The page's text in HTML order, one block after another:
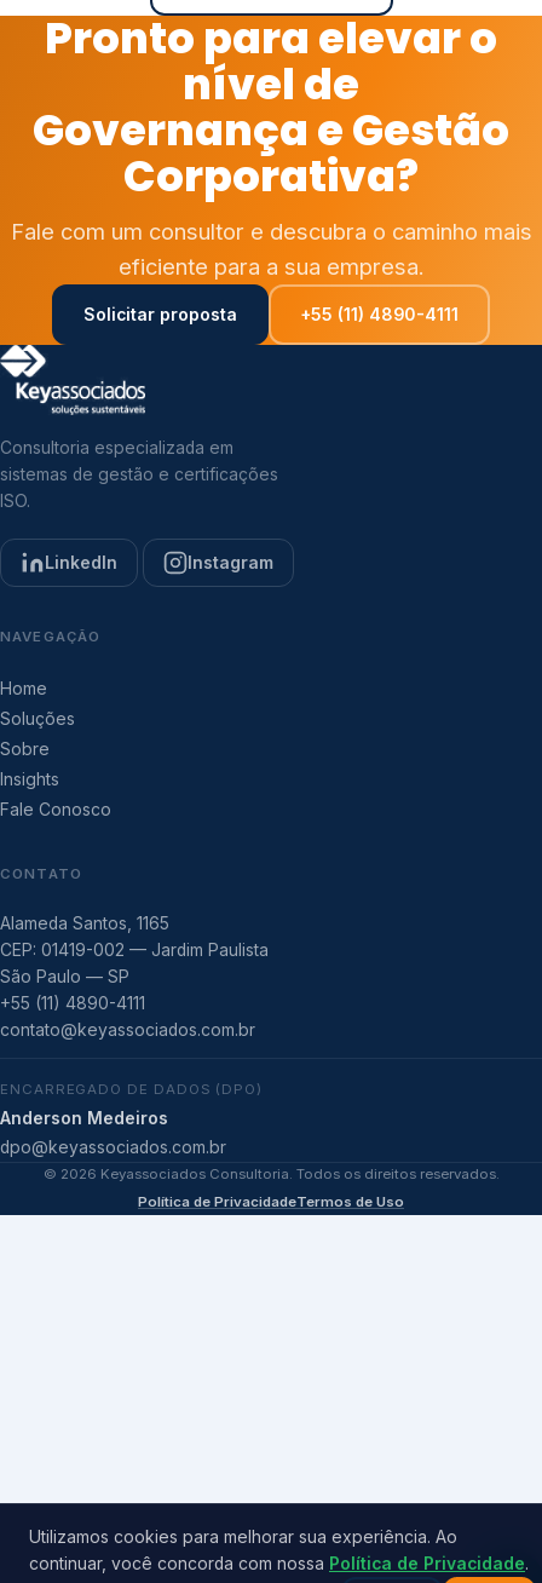
Pronto para elevar o
nível de
Governança e Gestão
Corporativa?
Fale com um consultor e descubra o caminho mais
eficiente para a sua empresa.
Solicitar proposta +55 (11) 4890-4111
Consultoria especializada em
sistemas de gestão e certificações
ISO.
LinkedIn Instagram
NAVEGAÇÃO
Home
Soluções
Sobre
Insights
Fale Conosco
CONTATO
Alameda Santos, 1165
CEP: 01419-002 — Jardim Paulista
São Paulo — SP
+55 (11) 4890-4111
contato@keyassociados.com.br
ENCARREGADO DE DADOS (DPO)
Anderson Medeiros
dpo@keyassociados.com.br
© 2026 Keyassociados Consultoria. Todos os direitos reservados.
Política de PrivacidadeTermos de Uso
Utilizamos cookies para melhorar sua experiência. Ao
continuar, você concorda com nossa Política de Privacidade.